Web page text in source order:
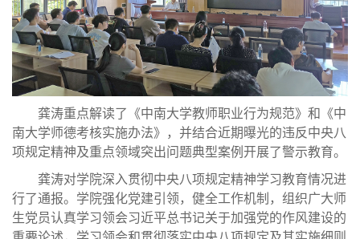
龚涛重点解读了《中南大学教师职业行为规范》和《中
南大学师德考核实施办法》，并结合近期曝光的违反中央八
项规定精神及重点领域突出问题典型案例开展了警示教育。
龚涛对学院深入贯彻中央八项规定精神学习教育情况进
行了通报。学院强化党建引领，健全工作机制，组织广大师
生党员认真学习领会习近平总书记关于加强党的作风建设的